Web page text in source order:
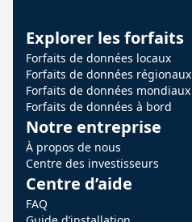
Explorer les forfaits
Forfaits de données locaux
Forfaits de données régionaux
Forfaits de données mondiaux
Forfaits de données à bord
Notre entreprise
À propos de nous
Centre des investisseurs
Centre d’aide
FAQ